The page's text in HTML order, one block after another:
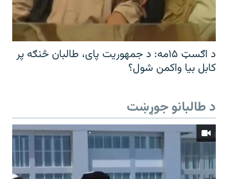
د اګسټ ۱۵مه: د جمهوریت پای، طالبان څنګه پر
کابل بیا واکمن شول؟
د طالبانو جوړښت